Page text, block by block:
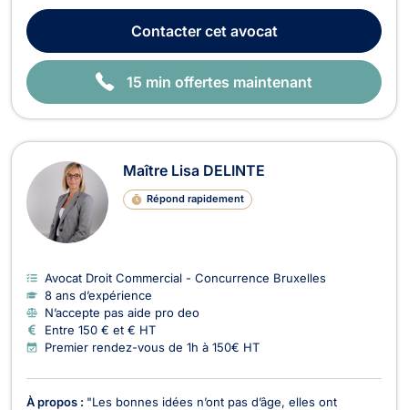
divorce à l’amiable ou contentieux, aux partages de
succession entre ayants droit, à la co...
Contactercet avocat
15 min offertes maintenant
Maître Lisa DELINTE
Répond rapidement
Avocat Droit Commercial - Concurrence Bruxelles
8 ans d’expérience
N’accepte pas aide pro deo
Entre 150 € et € HT
Premier rendez-vous de 1h à 150€ HT
À propos : "Les bonnes idées n’ont pas d’âge, elles ont